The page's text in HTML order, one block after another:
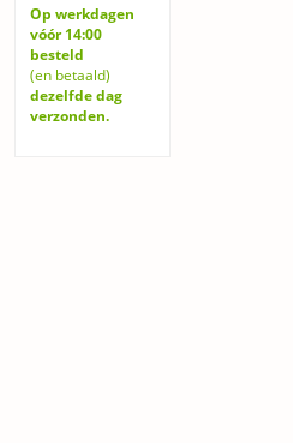
Op werkdagen
vóór 14:00
besteld
(en betaald)
dezelfde dag
verzonden.